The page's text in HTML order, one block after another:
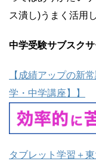
ス潰し)うまく活用
中学受験サブスク
【成績アップの新
学・中学講座】】
タブレット学習＋